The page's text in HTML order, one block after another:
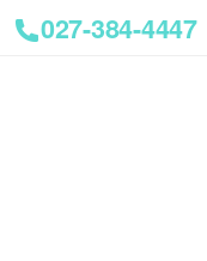
027-384-4447